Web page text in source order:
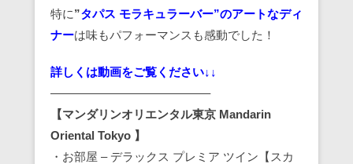
特に”タパス モラキュラーバー”のアートなディ
ナーは味もパフォーマンスも感動でした！
詳しくは動画をご覧ください↓↓
—————————————–
【マンダリンオリエンタル東京 Mandarin
Oriental Tokyo 】
・お部屋 – デラックス プレミア ツイン【スカ